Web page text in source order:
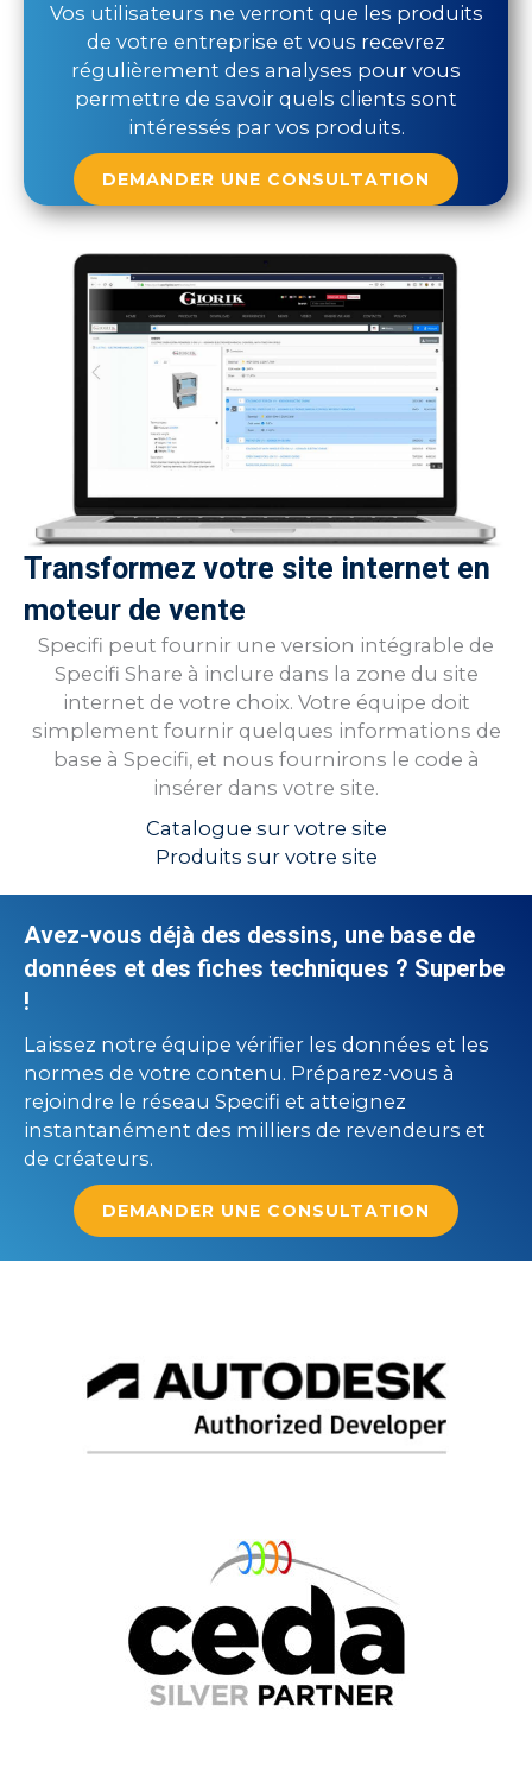
Vos utilisateurs ne verront que les produits
de votre entreprise et vous recevrez
régulièrement des analyses pour vous
permettre de savoir quels clients sont
intéressés par vos produits.
DEMANDER UNE CONSULTATION
Transformez votre site internet en
moteur de vente
Specifi peut fournir une version intégrable de
Specifi Share à inclure dans la zone du site
internet de votre choix. Votre équipe doit
simplement fournir quelques informations de
base à Specifi, et nous fournirons le code à
insérer dans votre site.
Catalogue sur votre site
Produits sur votre site
Avez-vous déjà des dessins, une base de
données et des fiches techniques ? Superbe
!
Laissez notre équipe vérifier les données et les
normes de votre contenu. Préparez-vous à
rejoindre le réseau Specifi et atteignez
instantanément des milliers de revendeurs et
de créateurs.
DEMANDER UNE CONSULTATION